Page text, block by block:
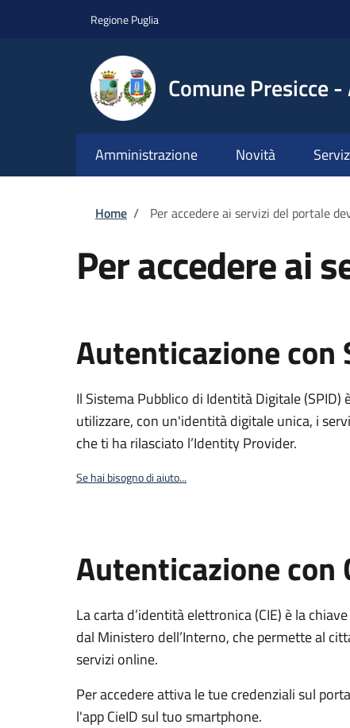
Regione Puglia
Comune Presicce
Amministrazione Novità
Briciole di pane
Home / Per accedere ai servizi del portale
Per accedere ai
Autenticazione con
Il Sistema Pubblico di Identità Digitale
utilizzare, con un'identità digitale unica, i
che ti ha rilasciato l’Identity Provider.
Se hai bisogno di aiuto...
Autenticazione con
La carta d’identità elettronica (CIE) è la
dal Ministero dell’Interno, che permette al
servizi online.
Per accedere attiva le tue credenziali sul
l'app CieID sul tuo smartphone.